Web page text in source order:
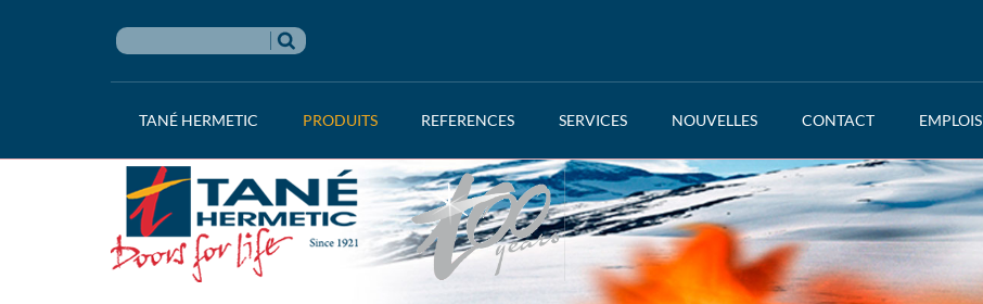
TANÉ HERMETIC PRODUITS REFERENCES SERVICES NOUVELLES CONTACT EMPLOIS